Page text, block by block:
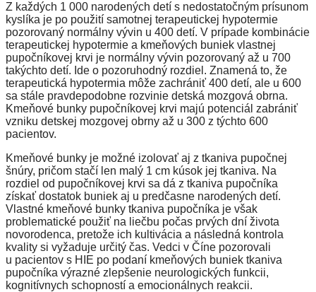
Z každých 1 000 narodených detí s nedostatočným prísunom
kyslíka je po použití samotnej terapeutickej hypotermie
pozorovaný normálny vývin u 400 detí. V prípade kombinácie
terapeutickej hypotermie a kmeňových buniek vlastnej
pupočníkovej krvi je normálny vývin pozorovaný až u 700
takýchto detí. Ide o pozoruhodný rozdiel. Znamená to, že
terapeutická hypotermia môže zachrániť 400 detí, ale u 600
sa stále pravdepodobne rozvinie detská mozgová obrna.
Kmeňové bunky pupočníkovej krvi majú potenciál zabrániť
vzniku detskej mozgovej obrny až u 300 z týchto 600
pacientov.
Kmeňové bunky je možné izolovať aj z tkaniva pupočnej
šnúry, pričom stačí len malý 1 cm kúsok jej tkaniva. Na
rozdiel od pupočníkovej krvi sa dá z tkaniva pupočníka
získať dostatok buniek aj u predčasne narodených detí.
Vlastné kmeňové bunky tkaniva pupočníka je však
problematické použiť na liečbu počas prvých dní života
novorodenca, pretože ich kultivácia a následná kontrola
kvality si vyžaduje určitý čas. Vedci v Číne pozorovali
u pacientov s HIE po podaní kmeňových buniek tkaniva
pupočníka výrazné zlepšenie neurologických funkcii,
kognitívnych schopností a emocionálnych reakcii.